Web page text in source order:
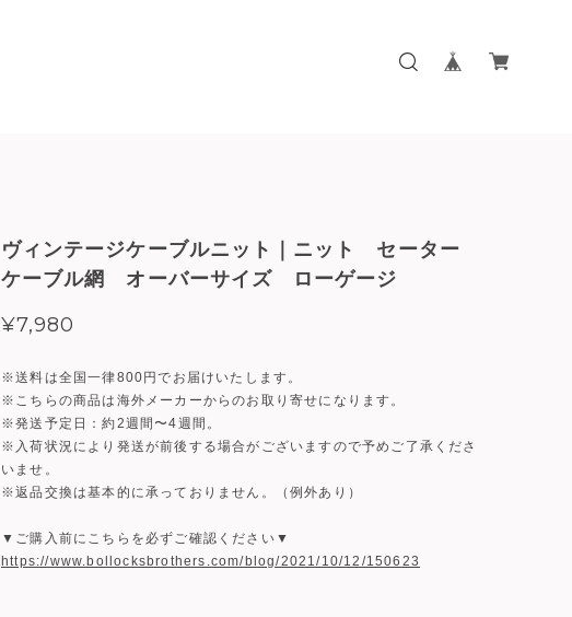
ヴィンテージケーブルニット｜ニット セーター
ケーブル網 オーバーサイズ ローゲージ
¥7,980
※送料は全国一律800円でお届けいたします。
※こちらの商品は海外メーカーからのお取り寄せになります。
※発送予定日：約2週間〜4週間。
※入荷状況により発送が前後する場合がございますので予めご了承くださ
いませ。
※返品交換は基本的に承っておりません。（例外あり）
▼ご購入前にこちらを必ずご確認ください▼
https://www.bollocksbrothers.com/blog/2021/10/12/150623